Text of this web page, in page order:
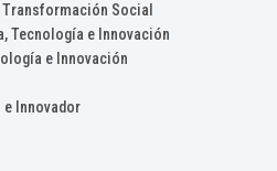
Social
Tecnología e Innovación
e Innovación
e Innovador